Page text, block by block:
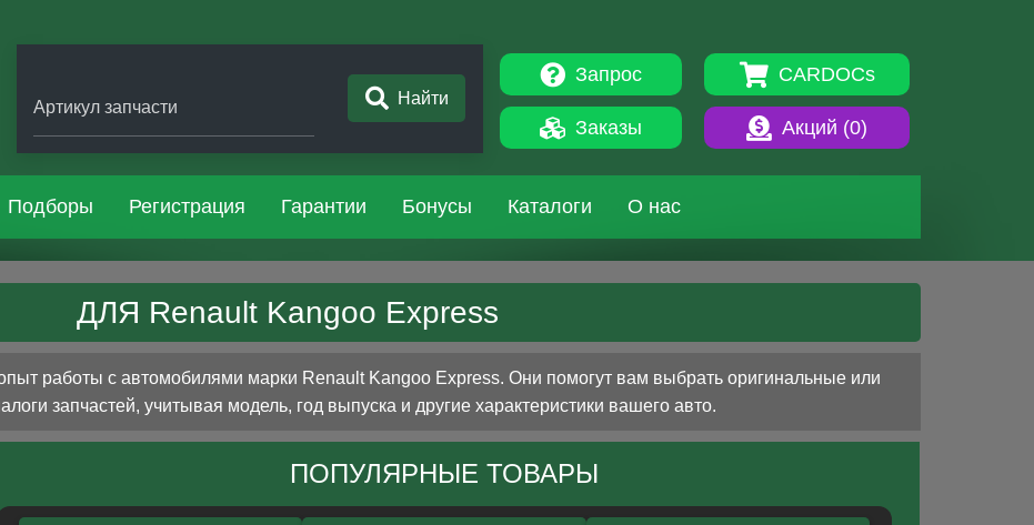
Артикул запчасти Найти
Запрос
Заказы
CARDOCs
Акций (0)
Подборы Регистрация Гарантии Бонусы Каталоги О нас
ДЛЯ Renault Kangoo Express
работы с автомобилями марки Renault Kangoo Express. Они помогут вам выбрать оригинальные или
запчастей, учитывая модель, год выпуска и другие характеристики вашего авто.
ПОПУЛЯРНЫЕ ТОВАРЫ